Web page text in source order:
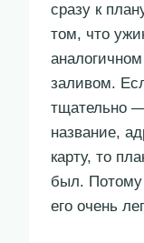
сразу к
том, что
заливом.
тщательно —
название,
карту, то
был. Потому
его очень